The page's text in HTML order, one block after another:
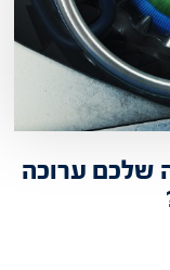
שלכם ערוכה